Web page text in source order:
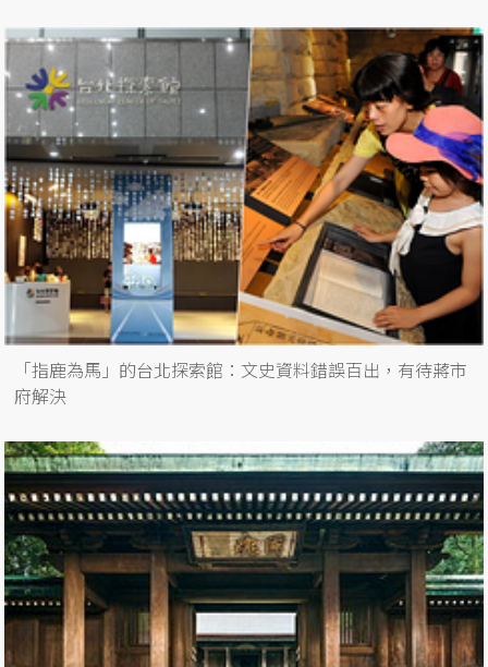
「指鹿為馬」的台北探索館：文史資料錯誤百出，有待蔣市
府解決